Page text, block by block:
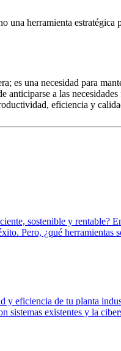
una herramienta
es una necesidad para
anticiparse a las
eficiencia y
sostenible y
Pero, ¿qué
eficiencia de tu planta
sistemas existentes y la